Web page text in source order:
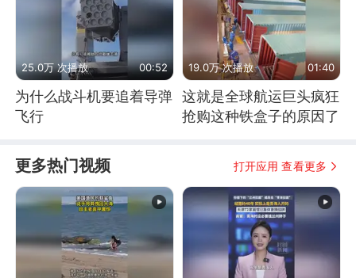
25.0万 次播放 00:52
为什么战斗机要追着导弹
飞行
19.0万 次播放 01:40
这就是全球航运巨头疯狂
抢购这种铁盒子的原因了
更多热门视频 打开应用 查看更多